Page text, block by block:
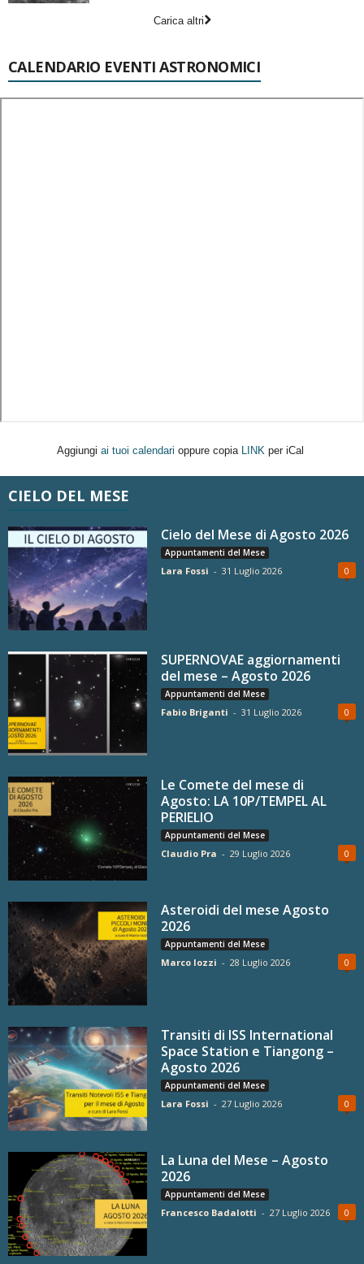
Carica altri
CALENDARIO EVENTI ASTRONOMICI
Aggiungi ai tuoi calendari oppure copia LINK per iCal
CIELO DEL MESE
Cielo del Mese di Agosto 2026
Appuntamenti del Mese
Lara Fossi - 31 Luglio 2026 0
SUPERNOVAE aggiornamenti
del mese – Agosto 2026
Appuntamenti del Mese
Fabio Briganti - 31 Luglio 2026 0
Le Comete del mese di
Agosto: LA 10P/TEMPEL AL
PERIELIO
Appuntamenti del Mese
Claudio Pra - 29 Luglio 2026 0
Asteroidi del mese Agosto
2026
Appuntamenti del Mese
Marco Iozzi - 28 Luglio 2026 0
Transiti di ISS International
Space Station e Tiangong –
Agosto 2026
Appuntamenti del Mese
Lara Fossi - 27 Luglio 2026 0
La Luna del Mese – Agosto
2026
Appuntamenti del Mese
Francesco Badalotti - 27 Luglio 2026 0